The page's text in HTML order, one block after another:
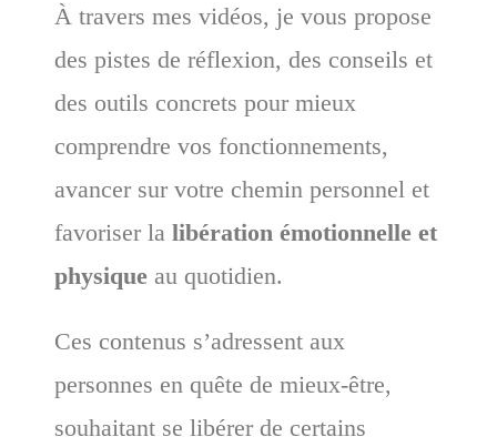
À travers mes vidéos, je vous propose
des pistes de réflexion, des conseils et
des outils concrets pour mieux
comprendre vos fonctionnements,
avancer sur votre chemin personnel et
favoriser la libération émotionnelle et
physique au quotidien.
Ces contenus s’adressent aux
personnes en quête de mieux-être,
souhaitant se libérer de certains